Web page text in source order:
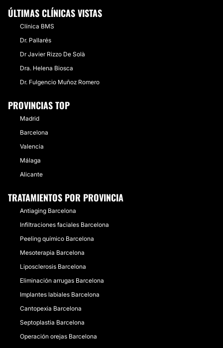
ÚLTIMAS CLÍNICAS VISTAS
Clínica BMS
Dr. Pallarés
Dr Javier Rizzo De Solà
Dra. Helena Biosca
Dr. Fulgencio Muñoz Romero
PROVINCIAS TOP
Madrid
Barcelona
Valencia
Málaga
Alicante
TRATAMIENTOS POR PROVINCIA
Antiaging Barcelona
Infiltraciones faciales Barcelona
Peeling químico Barcelona
Mesoterapia Barcelona
Liposclerosis Barcelona
Eliminación arrugas Barcelona
Implantes labiales Barcelona
Cantopexia Barcelona
Septoplastia Barcelona
Operación orejas Barcelona